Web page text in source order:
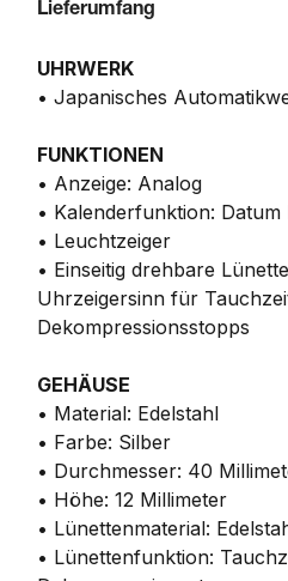
Lieferumfang
UHRWERK
• Japanisches
FUNKTIONEN
• Anzeige: Analog
• Kalenderfunktion:
• Leuchtzeiger
• Einseitig drehbare
Uhrzeigersinn für
Dekompressionsstopps
GEHÄUSE
• Material: Edelstahl
• Farbe: Silber
• Durchmesser: 40
• Höhe: 12 Millimeter
• Lünettenmaterial:
• Lünettenfunktion: